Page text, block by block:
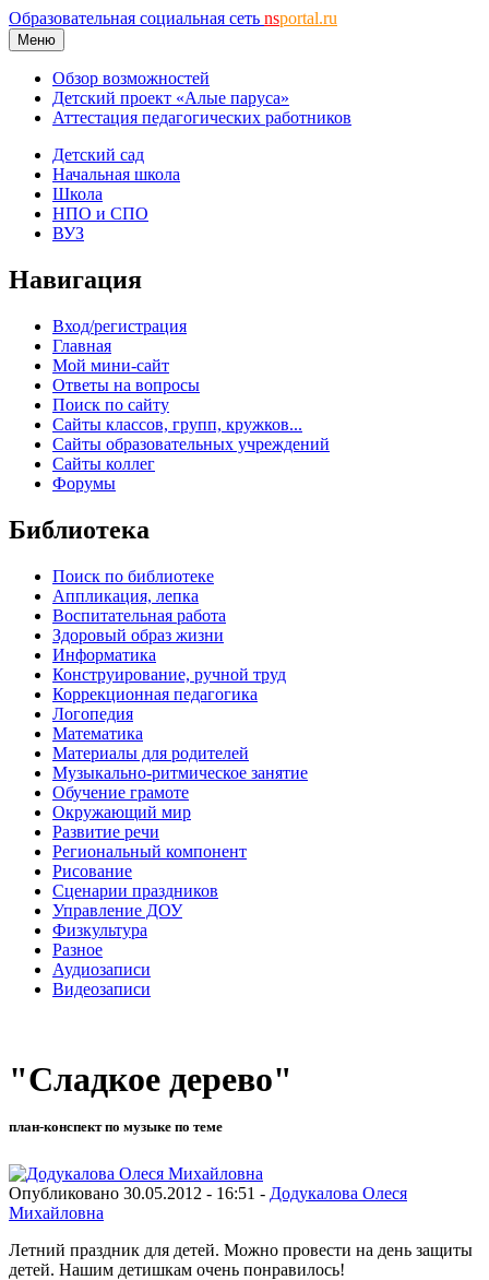
Образовательная социальная сеть nsportal.ru
Меню
Обзор возможностей
Детский проект «Алые паруса»
Аттестация педагогических работников
Детский сад
Начальная школа
Школа
НПО и СПО
ВУЗ
Навигация
Вход/регистрация
Главная
Мой мини-сайт
Ответы на вопросы
Поиск по сайту
Сайты классов, групп, кружков...
Сайты образовательных учреждений
Сайты коллег
Форумы
Библиотека
Поиск по библиотеке
Аппликация, лепка
Воспитательная работа
Здоровый образ жизни
Информатика
Конструирование, ручной труд
Коррекционная педагогика
Логопедия
Математика
Материалы для родителей
Музыкально-ритмическое занятие
Обучение грамоте
Окружающий мир
Развитие речи
Региональный компонент
Рисование
Сценарии праздников
Управление ДОУ
Физкультура
Разное
Аудиозаписи
Видеозаписи
"Сладкое дерево"
план-конспект по музыке по теме
Опубликовано 30.05.2012 - 16:51 - Додукалова Олеся
Михайловна
Летний праздник для детей. Можно провести на день защиты
детей. Нашим детишкам очень понравилось!